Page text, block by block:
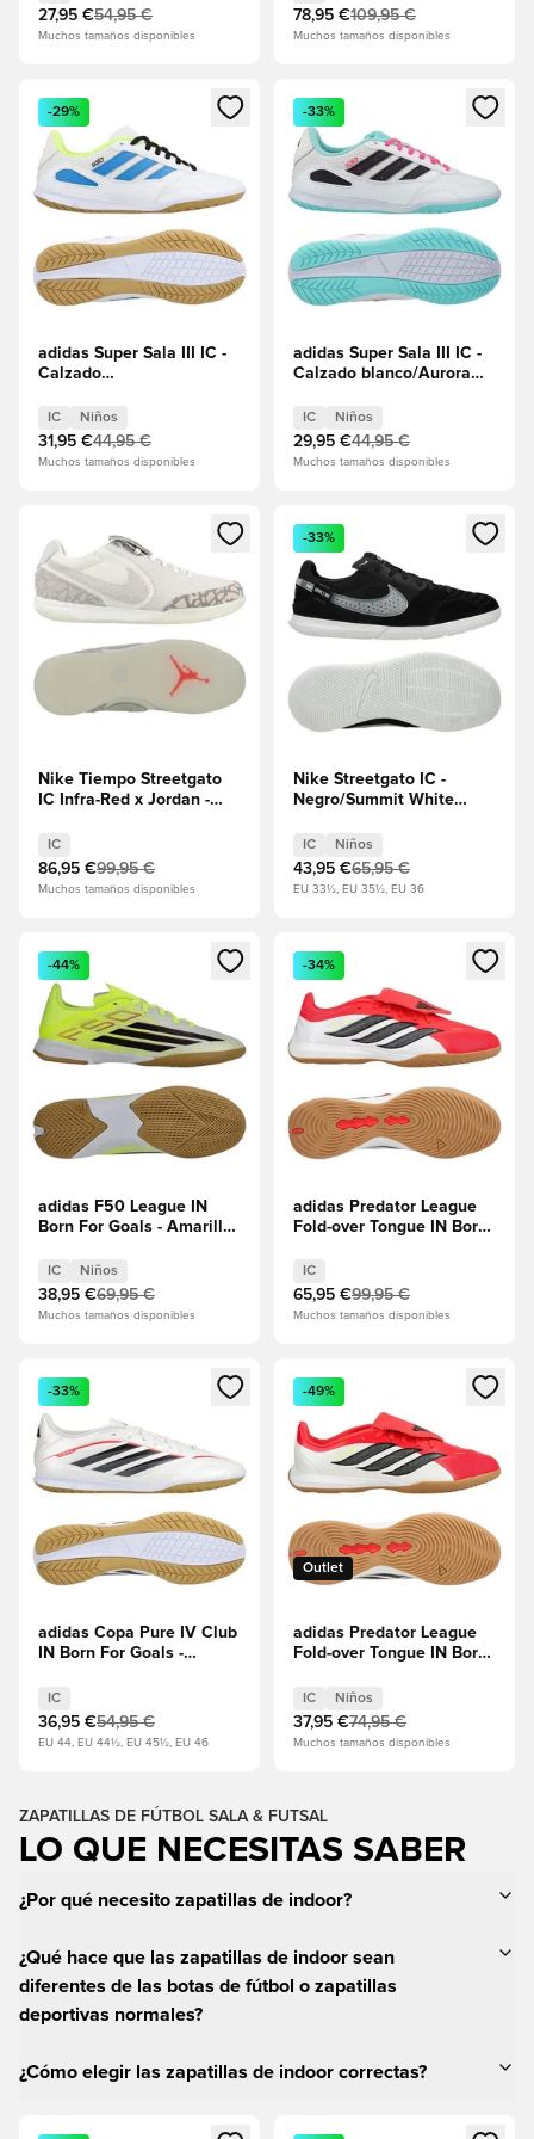
27,95 €54,95 €
Muchos tamaños disponibles
78,95 €109,95 €
Muchos tamaños disponibles
Abre un modal para iniciar sesión o registrarse como
-29%
adidas Super Sala III IC -
Calzado
solar Niños
IC Niños
31,95 €44,95 €
Muchos tamaños disponibles
Abre un modal para iniciar
-33%
adidas Super Sala III IC -
Calzado blanco/Aurora
IC Niños
29,95 €44,95 €
Muchos tamaños disponibles
Abre un modal para iniciar sesión o registrarse como
Nike Tiempo Streetgato
IC Infra-Red x Jordan -
EDICIÓN LIMITADA
IC
86,95 €99,95 €
Muchos tamaños disponibles
Abre un modal para iniciar
-33%
Nike Streetgato IC -
Negro/Summit White
IC Niños
43,95 €65,95 €
EU 33½, EU 35½, EU 36
Abre un modal para iniciar sesión o registrarse como
-44%
adidas F50 League IN
Born For Goals - Amarillo
lúcido Niños
IC Niños
38,95 €69,95 €
Muchos tamaños disponibles
Abre un modal para iniciar
-34%
adidas Predator League
Fold-over Tongue IN Born
lúcido/Core
Black/Calzado blanco
IC
65,95 €99,95 €
Muchos tamaños disponibles
Abre un modal para iniciar sesión o registrarse como
-33%
adidas Copa Pure IV Club
IN Born For Goals -
metálico/Core Black/Rojo
lúcido
IC
36,95 €54,95 €
EU 44, EU 44½, EU 45½, EU 46
ZAPATILLAS DE FÚTBOL SALA & FUTSAL
LO QUE NECESITAS SABER
¿Por qué necesito zapatillas de indoor?
¿Qué hace que las zapatillas de indoor sean
diferentes de las botas de fútbol o zapatillas
deportivas normales?
¿Cómo elegir las zapatillas de indoor correctas?
Abre un modal para iniciar
Outlet
-49%
adidas Predator League
Fold-over Tongue IN Born
lúcido/Core
Black/Calzado blanco
Niños
IC Niños
37,95 €74,95 €
Muchos tamaños disponibles